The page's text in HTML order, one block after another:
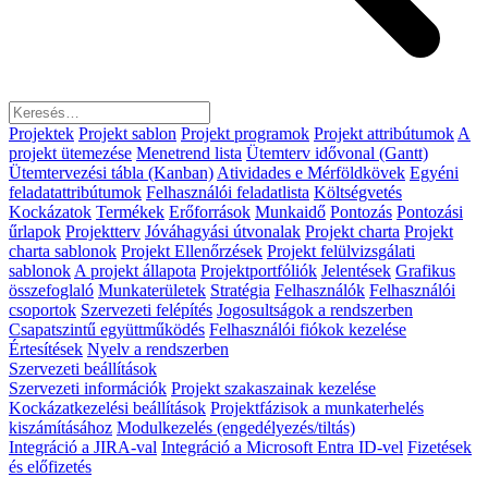
Projektek Projekt sablon Projekt programok Projekt attribútumok A
projekt ütemezése Menetrend lista Ütemterv idővonal (Gantt)
Ütemtervezési tábla (Kanban) Atividades e Mérföldkövek Egyéni
feladatattribútumok Felhasználói feladatlista Költségvetés
Kockázatok Termékek Erőforrások Munkaidő Pontozás Pontozási
űrlapok Projektterv Jóváhagyási útvonalak Projekt charta Projekt
charta sablonok Projekt Ellenőrzések Projekt felülvizsgálati
sablonok A projekt állapota Projektportfóliók Jelentések Grafikus
összefoglaló Munkaterületek Stratégia Felhasználók Felhasználói
csoportok Szervezeti felépítés Jogosultságok a rendszerben
Csapatszintű együttműködés Felhasználói fiókok kezelése
Értesítések Nyelv a rendszerben
Szervezeti beállítások
Szervezeti információk Projekt szakaszainak kezelése
Kockázatkezelési beállítások Projektfázisok a munkaterhelés
kiszámításához Modulkezelés (engedélyezés/tiltás)
Integráció a JIRA-val Integráció a Microsoft Entra ID-vel Fizetések
és előfizetés